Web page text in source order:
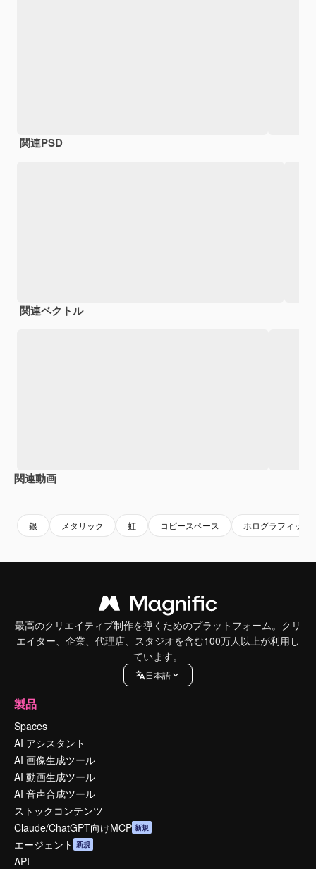
関連PSD
関連ベクトル
関連動画
銀 メタリック 虹 コピースペース ホログラフィック
最高のクリエイティブ制作を導くためのプラットフォーム。クリ
エイター、企業、代理店、スタジオを含む100万人以上が利用し
ています。
日本語
製品
Spaces
AI アシスタント
AI 画像生成ツール
AI 動画生成ツール
AI 音声合成ツール
ストックコンテンツ
Claude/ChatGPT向けMCP 新規
エージェント 新規
API